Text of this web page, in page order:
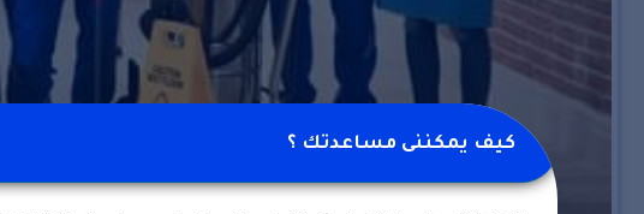
كيف يمكننى مساعدتك ؟